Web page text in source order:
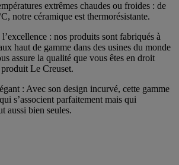
extrêmes chaudes ou froides : de
notre céramique est thermorésistante.
: nos produits sont fabriqués à
haut de gamme dans des usines du monde
assure la qualité que vous êtes en droit
produit Le Creuset.
: Avec son design incurvé, cette gamme
s’associent parfaitement mais qui
aussi bien seules.